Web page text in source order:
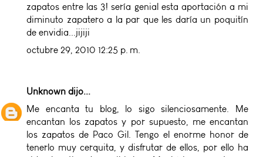
zapatos entre las 3! sería genial esta aportación a mi
diminuto zapatero a la par que les daría un poquitín
de envidia...jijiji
octubre 29, 2010 12:25 p. m.
Unknown dijo...
Me encanta tu blog, lo sigo silenciosamente. Me
encantan los zapatos y por supuesto, me encantan
los zapatos de Paco Gil. Tengo el enorme honor de
tenerlo muy cerquita, y disfrutar de ellos, por ello ha